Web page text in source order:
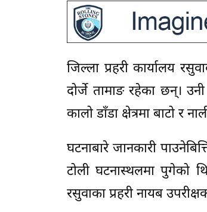
जिल्ला प्रहरी कार्यालय
दोर्जे तामाङ रहेका छन्।
कालो डाँडा क्षेत्रमा बाटो र
घटनाबारे जानकारी
टोली घटनास्थलमा पुगेको
रसुवाका प्रहरी नायब